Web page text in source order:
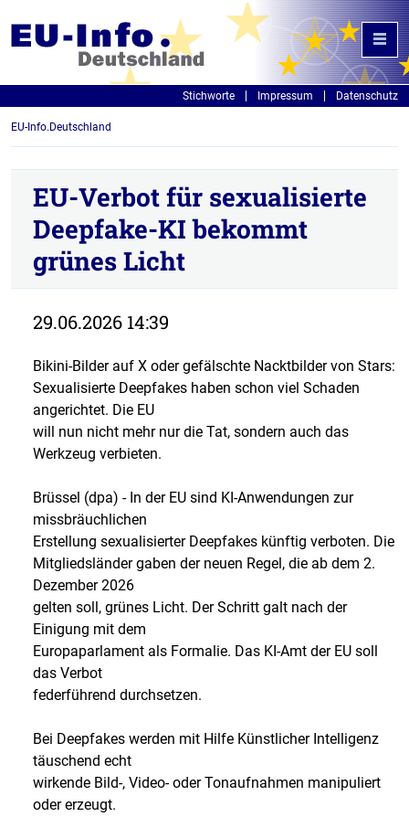
Stichworte Impressum Datenschutz
EU-Info.Deutschland
EU-Verbot für sexualisierte
Deepfake-KI bekommt
grünes Licht
29.06.2026 14:39
Bikini-Bilder auf X oder gefälschte Nacktbilder von Stars:
Sexualisierte Deepfakes haben schon viel Schaden
angerichtet. Die EU
will nun nicht mehr nur die Tat, sondern auch das
Werkzeug verbieten.
Brüssel (dpa) - In der EU sind KI-Anwendungen zur
missbräuchlichen
Erstellung sexualisierter Deepfakes künftig verboten. Die
Mitgliedsländer gaben der neuen Regel, die ab dem 2.
Dezember 2026
gelten soll, grünes Licht. Der Schritt galt nach der
Einigung mit dem
Europaparlament als Formalie. Das KI-Amt der EU soll
das Verbot
federführend durchsetzen.
Bei Deepfakes werden mit Hilfe Künstlicher Intelligenz
täuschend echt
wirkende Bild-, Video- oder Tonaufnahmen manipuliert
oder erzeugt.